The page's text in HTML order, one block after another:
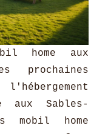
home aux
prochaines
Sables-
mobil home